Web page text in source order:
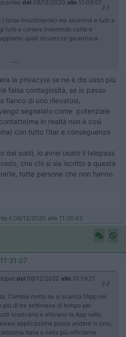
del 08/12/2020 alle 11:09:57
forse innutilmente) ma anonima e tutti a
tutti a correre inserendo carte e
quali sicurezze garantisca.
...
la privacy(e se ne è dis usso più
falsa contagiosità, se io passo
fianco di uno rilevatosi,
segnalato come potenziale
in realtà non è così
con tutto l'iter e conseguenze
dei soldi, io avrei usato il telepass
che chi si sia iscritto a questa
tutte persone che non hanno
il 08/12/2020 alle 11:26:43
11:31:07
del 08/12/2020 alle 10:19:21
Cambia molto se si scarica l'App nei
più di tre settimane di tempo per
scaricano e attivano la App nello
applicazione possa andare in crisi,
Italia o nella più efficiente